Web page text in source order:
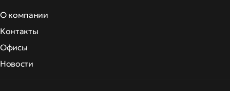
О компании
Контакты
Офисы
Новости